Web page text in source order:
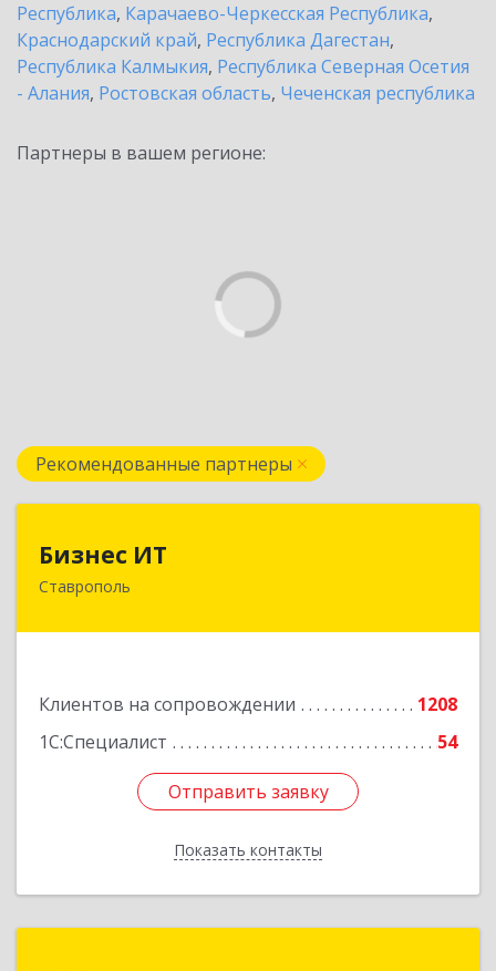
Республика, Карачаево-Черкесская Республика,
Краснодарский край, Республика Дагестан,
Республика Калмыкия, Республика Северная Осетия
- Алания, Ростовская область, Чеченская республика
Партнеры в вашем регионе:
Рекомендованные партнеры
Бизнес ИТ
Ставрополь
Клиентов на сопровождении
1208
1С:Специалист
54
Отправить заявку
Показать контакты
355035, Ставропольский край, Ставрополь г, 1
Отправить заявку
Назад